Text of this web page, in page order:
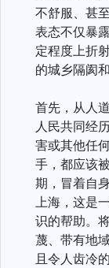
不舒服、甚
表态不仅暴
定程度上折
的城乡隔阂
首先，从人
人民共同经
害或其他任
手，都应该
期，冒着自
上海，这是
识的帮助。
蔑、带有地
且令人齿冷